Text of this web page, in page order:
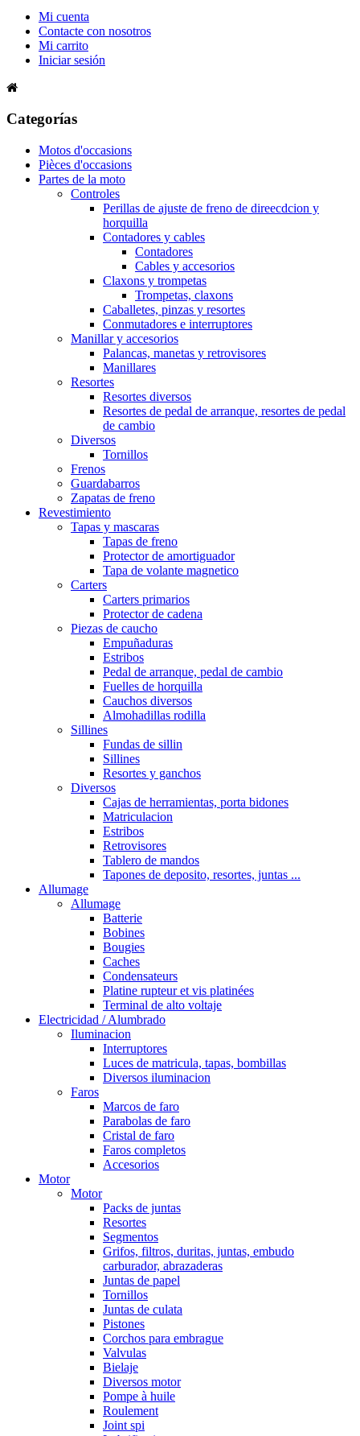
Mi cuenta
Contacte con nosotros
Mi carrito
Iniciar sesión
Categorías
Motos d'occasions
Pièces d'occasions
Partes de la moto
Controles
Perillas de ajuste de freno de direecdcion y
horquilla
Contadores y cables
Contadores
Cables y accesorios
Claxons y trompetas
Trompetas, claxons
Caballetes, pinzas y resortes
Conmutadores e interruptores
Manillar y accesorios
Palancas, manetas y retrovisores
Manillares
Resortes
Resortes diversos
Resortes de pedal de arranque, resortes de pedal
de cambio
Diversos
Tornillos
Frenos
Guardabarros
Zapatas de freno
Revestimiento
Tapas y mascaras
Tapas de freno
Protector de amortiguador
Tapa de volante magnetico
Carters
Carters primarios
Protector de cadena
Piezas de caucho
Empuñaduras
Estribos
Pedal de arranque, pedal de cambio
Fuelles de horquilla
Cauchos diversos
Almohadillas rodilla
Sillines
Fundas de sillin
Sillines
Resortes y ganchos
Diversos
Cajas de herramientas, porta bidones
Matriculacion
Estribos
Retrovisores
Tablero de mandos
Tapones de deposito, resortes, juntas ...
Allumage
Allumage
Batterie
Bobines
Bougies
Caches
Condensateurs
Platine rupteur et vis platinées
Terminal de alto voltaje
Electricidad / Alumbrado
Iluminacion
Interruptores
Luces de matricula, tapas, bombillas
Diversos iluminacion
Faros
Marcos de faro
Parabolas de faro
Cristal de faro
Faros completos
Accesorios
Motor
Motor
Packs de juntas
Resortes
Segmentos
Grifos, filtros, duritas, juntas, embudo
carburador, abrazaderas
Juntas de papel
Tornillos
Juntas de culata
Pistones
Corchos para embrague
Valvulas
Bielaje
Diversos motor
Pompe à huile
Roulement
Joint spi